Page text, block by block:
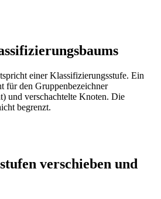
einer Klassifizierungsstufe. Ein
für den Gruppenbezeichner
und verschachtelte Knoten. Die
begrenzt.
verschieben und